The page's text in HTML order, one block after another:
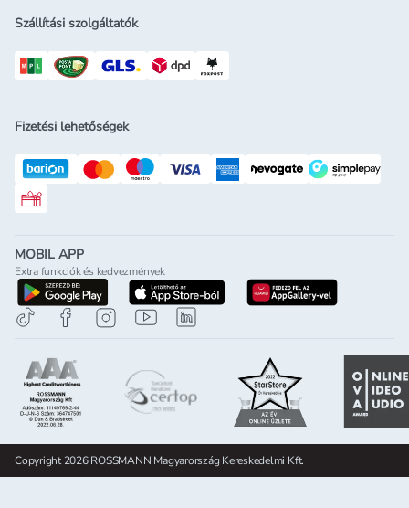
Szállítási szolgáltatók
Fizetési lehetőségek
Rossmann ajándékkártya
MOBIL APP
Extra funkciók és kedvezmények
letöltés a google-play-rölletöltés az app-store-ból
letöltés
Copyright 2026 ROSSMANN Magyarország Kereskedelmi Kft.